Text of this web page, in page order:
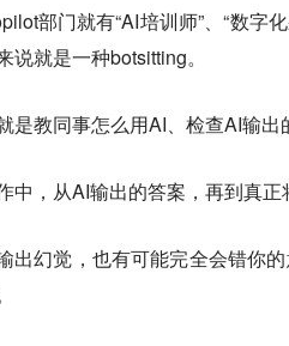
部门就有“AI培训师”、“数字
说就是一种botsitting。
是教同事怎么用AI、检查AI输出
中，从AI输出的答案，再到真
出幻觉，也有可能完全会错你